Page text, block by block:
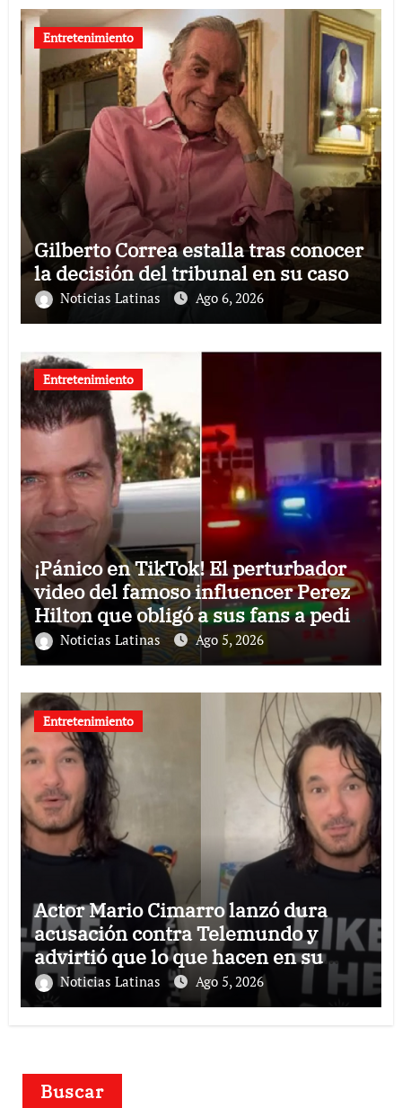
Entretenimiento
Gilberto Correa estalla tras conocer
la decisión del tribunal en su caso
Noticias Latinas Ago 6, 2026
Entretenimiento
¡Pánico en TikTok! El perturbador
video del famoso influencer Perez
Hilton que obligó a sus fans a pedir
ayuda médica
Noticias Latinas Ago 5, 2026
Entretenimiento
Actor Mario Cimarro lanzó dura
acusación contra Telemundo y
advirtió que lo que hacen en su
contra es ilegal en EEUU
Noticias Latinas Ago 5, 2026
Buscar